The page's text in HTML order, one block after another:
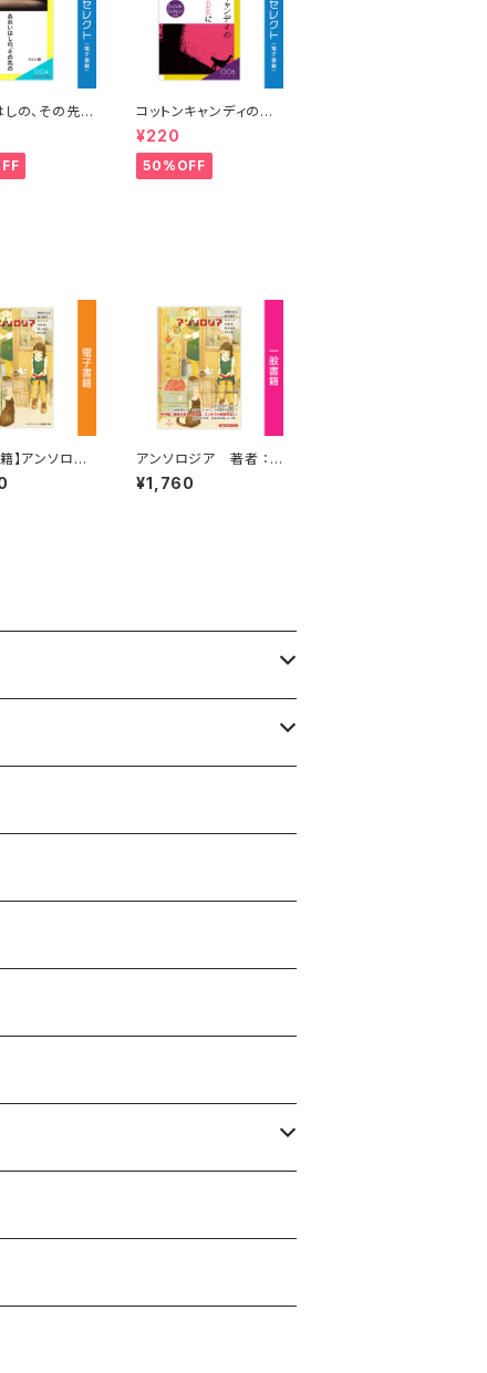
の、その先
ミレ紺
コットンキャンディのネ
コと、幸せの１LDKにつ
いて 著：藍澤李色
¥220
50%OFF
】アンソロジ
ステキブンゲ
アンソロジア 著者 ：ス
テキブンゲイ編集部
¥1,760